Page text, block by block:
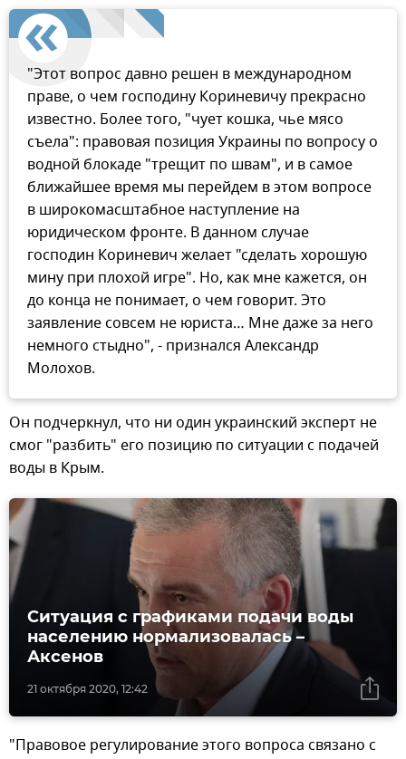
"Этот вопрос давно решен в международном
праве, о чем господину Кориневичу прекрасно
известно. Более того, "чует кошка, чье мясо
съела": правовая позиция Украины по вопросу о
водной блокаде "трещит по швам", и в самое
ближайшее время мы перейдем в этом вопросе
в широкомасштабное наступление на
юридическом фронте. В данном случае
господин Кориневич желает "сделать хорошую
мину при плохой игре". Но, как мне кажется, он
до конца не понимает, о чем говорит. Это
заявление совсем не юриста… Мне даже за него
немного стыдно", - признался Александр
Молохов.
Он подчеркнул, что ни один украинский эксперт не
смог "разбить" его позицию по ситуации с подачей
воды в Крым.
21 октября 2020, 12:42
Ситуация с графиками подачи воды
населению нормализовалась –
Аксенов
"Правовое регулирование этого вопроса связано с